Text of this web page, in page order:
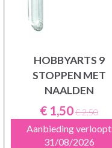
HOBBYARTS 9
STOPPEN MET
NAALDEN
€ 1,50€ 2,50
Aanbieding verloopt
31/08/2026